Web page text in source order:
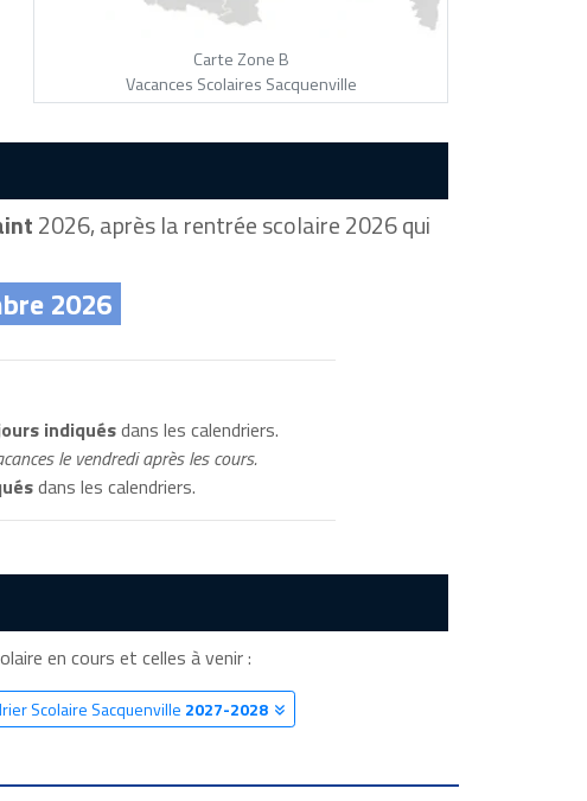
Carte Zone B
Vacances Scolaires Sacquenville
2026, après la rentrée scolaire 2026 qui
2026
indiquésdans les calendriers.
le vendredi après les cours.
dans les calendriers.
en cours et celles à venir :
Scolaire Sacquenville 2027-2028